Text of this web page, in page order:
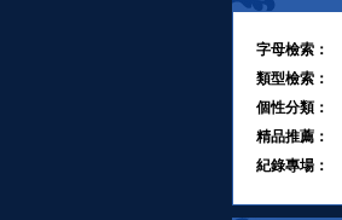
字母檢索：
類型檢索：
個性分類：
精品推薦：
紀錄專場：